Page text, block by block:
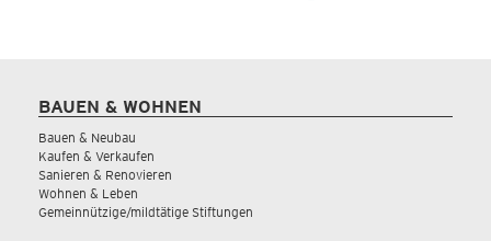
BAUEN & WOHNEN
Bauen & Neubau
Kaufen & Verkaufen
Sanieren & Renovieren
Wohnen & Leben
Gemeinnützige/mildtätige Stiftungen